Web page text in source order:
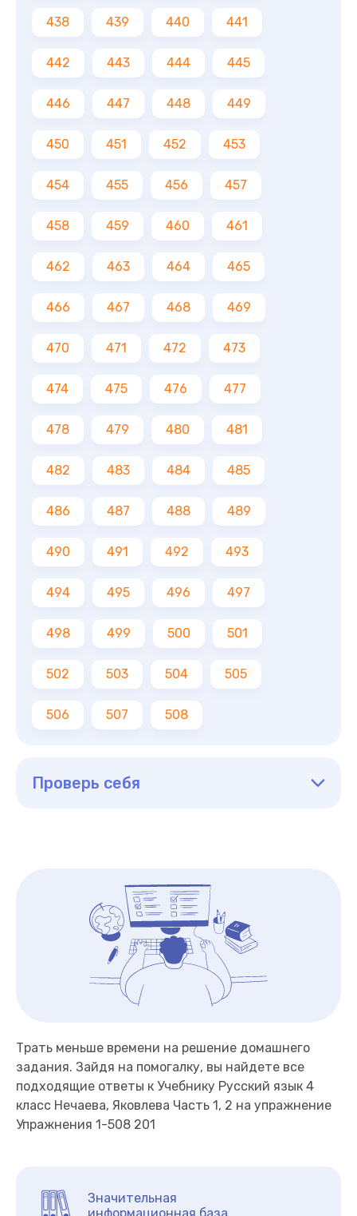
438 439 440 441
442 443 444 445
446 447 448 449
450 451 452 453
454 455 456 457
458 459 460 461
462 463 464 465
466 467 468 469
470 471 472 473
474 475 476 477
478 479 480 481
482 483 484 485
486 487 488 489
490 491 492 493
494 495 496 497
498 499 500 501
502 503 504 505
506 507 508
Проверь себя
Трать меньше времени на решение домашнего
задания. Зайдя на помогалку, вы найдете все
подходящие ответы к Учебнику Русский язык 4
класс Нечаева, Яковлева Часть 1, 2 на упражнение
Упражнения 1-508 201
Значительная
информационная база